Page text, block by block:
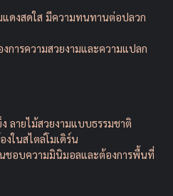
ดงสดใส มีความทนทานต่อปลวก
การความสวยงามและความแปลก
ลายไม้สวยงามแบบธรรมชาติ
ในสไตล์โมเดิร์น
ชอบความมินิมอลและต้องการพื้นที่